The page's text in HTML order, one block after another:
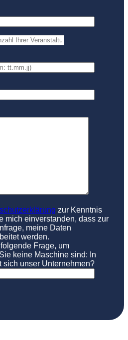
zur Kenntnis
mich einverstanden, dass zur
meine Daten
werden.
Frage, um
keine Maschine sind: In
sich unser Unternehmen?